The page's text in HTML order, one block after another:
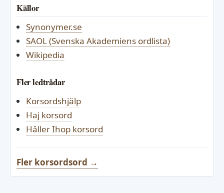
Källor
Synonymer.se
SAOL (Svenska Akademiens ordlista)
Wikipedia
Fler ledtrådar
Korsordshjälp
Haj korsord
Håller Ihop korsord
Fler korsordsord →